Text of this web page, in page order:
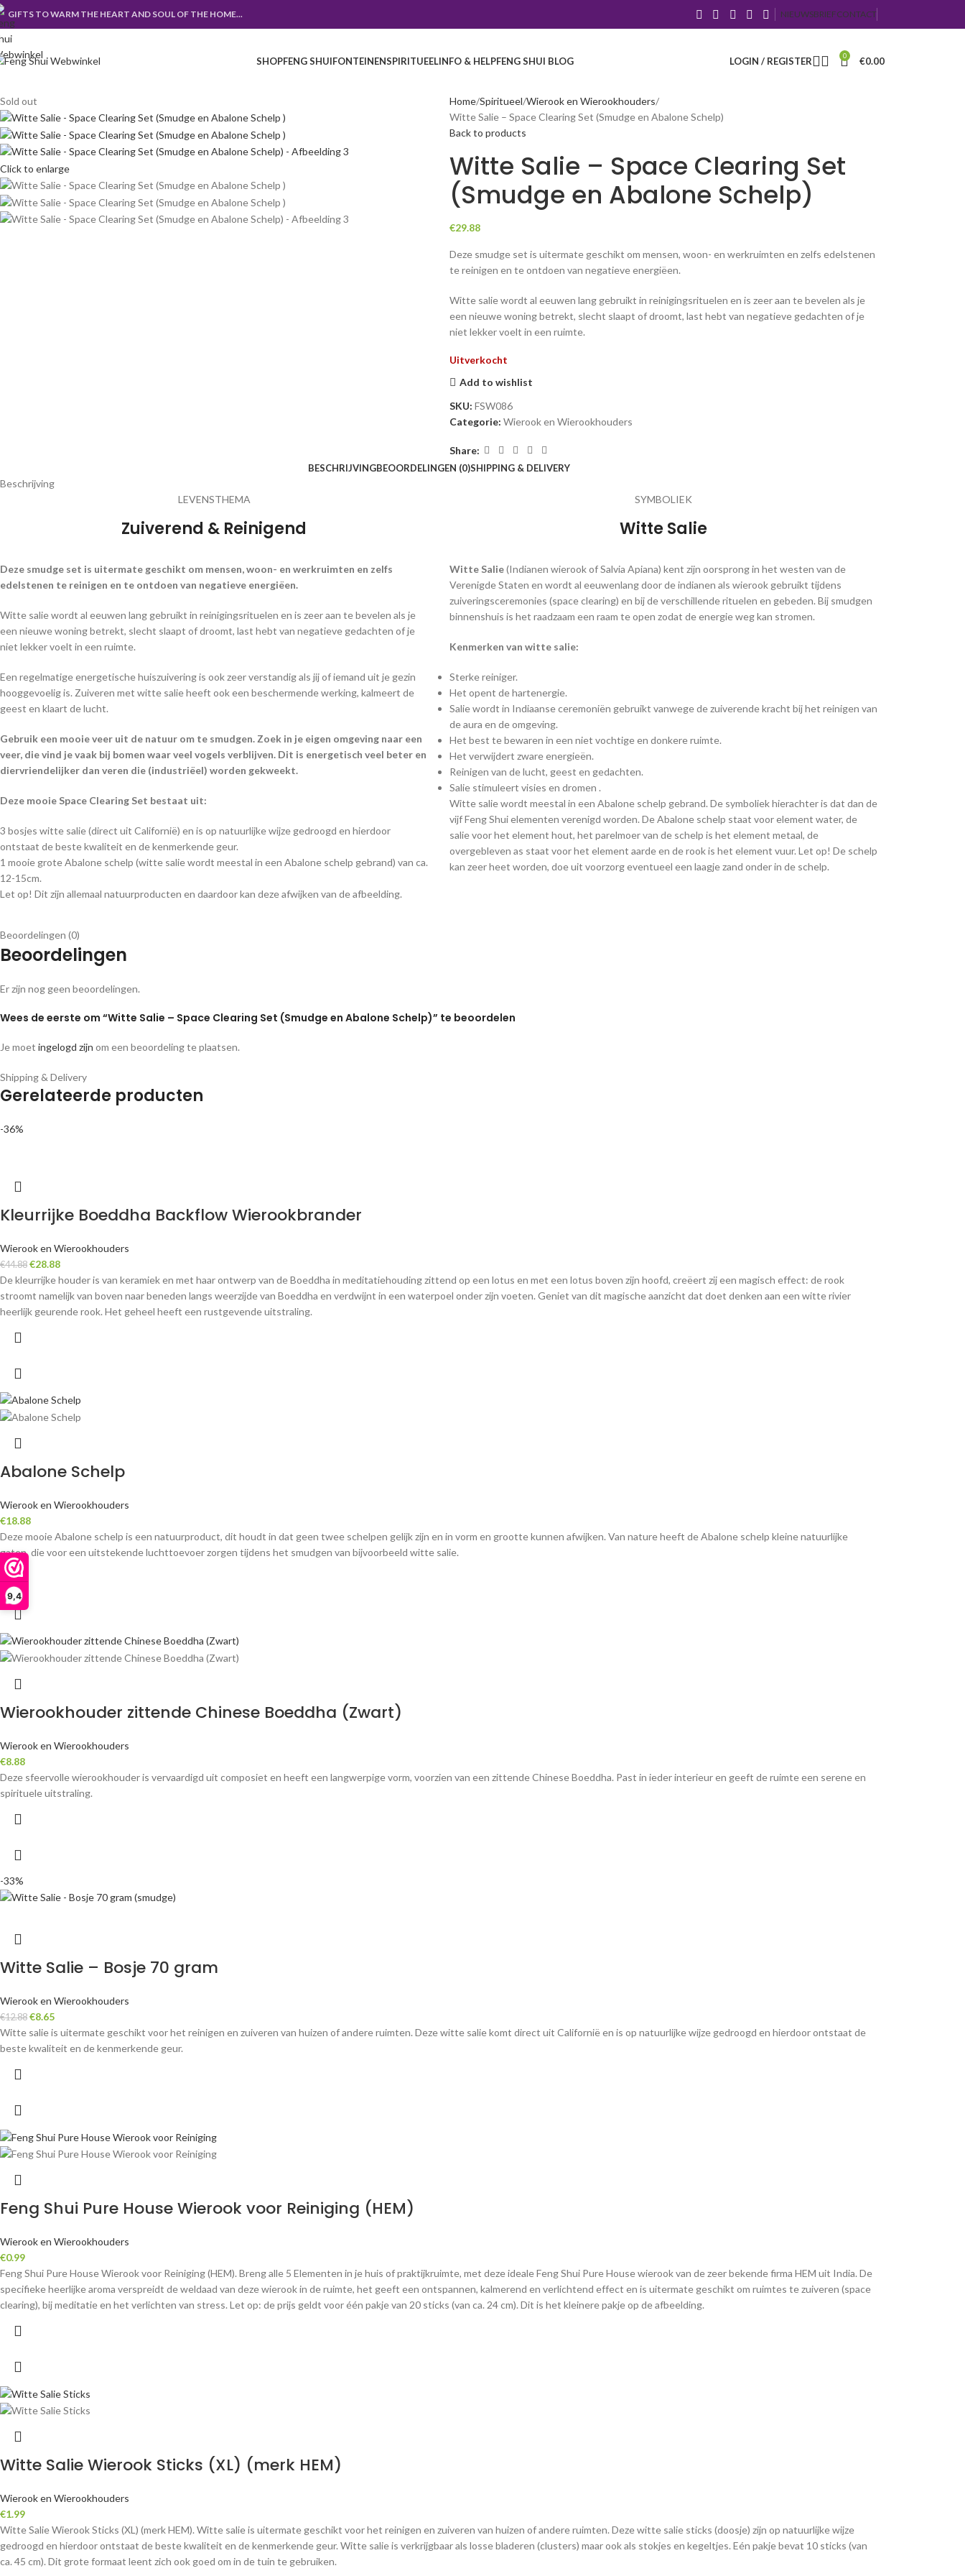
9,4
GIFTS TO WARM THE HEART AND SOUL OF THE HOME... NIEUWSBRIEFCONTACT
SHOPFENG SHUIFONTEINENSPIRITUEELINFO & HELPFENG SHUI BLOG LOGIN / REGISTER 0 €0.00
Sold out
Click to enlarge
Home Spiritueel Wierook en Wierookhouders
Witte Salie – Space Clearing Set (Smudge en Abalone Schelp)
Back to products
Witte Salie – Space Clearing Set
(Smudge en Abalone Schelp)
€29.88
Deze smudge set is uitermate geschikt om mensen, woon- en werkruimten en zelfs edelstenen
te reinigen en te ontdoen van negatieve energiëen.
Witte salie wordt al eeuwen lang gebruikt in reinigingsrituelen en is zeer aan te bevelen als je
een nieuwe woning betrekt, slecht slaapt of droomt, last hebt van negatieve gedachten of je
niet lekker voelt in een ruimte.
Uitverkocht
Add to wishlist
SKU: FSW086
Categorie: Wierook en Wierookhouders
Share:
BESCHRIJVINGBEOORDELINGEN (0)SHIPPING & DELIVERY
Beschrijving
LEVENSTHEMA
Zuiverend & Reinigend
Deze smudge set is uitermate geschikt om mensen, woon- en werkruimten en zelfs
edelstenen te reinigen en te ontdoen van negatieve energiëen.
Witte salie wordt al eeuwen lang gebruikt in reinigingsrituelen en is zeer aan te bevelen als je
een nieuwe woning betrekt, slecht slaapt of droomt, last hebt van negatieve gedachten of je
niet lekker voelt in een ruimte.
Een regelmatige energetische huiszuivering is ook zeer verstandig als jij of iemand uit je gezin
hooggevoelig is. Zuiveren met witte salie heeft ook een beschermende werking, kalmeert de
geest en klaart de lucht.
Gebruik een mooie veer uit de natuur om te smudgen. Zoek in je eigen omgeving naar een
veer, die vind je vaak bij bomen waar veel vogels verblijven. Dit is energetisch veel beter en
diervriendelijker dan veren die (industriëel) worden gekweekt.
Deze mooie Space Clearing Set bestaat uit:
3 bosjes witte salie (direct uit Californië) en is op natuurlijke wijze gedroogd en hierdoor
ontstaat de beste kwaliteit en de kenmerkende geur.
1 mooie grote Abalone schelp (witte salie wordt meestal in een Abalone schelp gebrand) van ca.
12-15cm.
Let op! Dit zijn allemaal natuurproducten en daardoor kan deze afwijken van de afbeelding.
SYMBOLIEK
Witte Salie
Witte Salie(Indianen wierook of Salvia Apiana) kent zijn oorsprong in het westen van de
Verenigde Staten en wordt al eeuwenlang door de indianen als wierook gebruikt tijdens
zuiveringsceremonies (space clearing) en bij de verschillende rituelen en gebeden. Bij smudgen
binnenshuis is het raadzaam een raam te open zodat de energie weg kan stromen.
Kenmerken van witte salie:
Sterke reiniger.
Het opent de hartenergie.
Salie wordt in Indiaanse ceremoniën gebruikt vanwege de zuiverende kracht bij het reinigen van
de aura en de omgeving.
Het best te bewaren in een niet vochtige en donkere ruimte.
Het verwijdert zware energieën.
Reinigen van de lucht, geest en gedachten.
Salie stimuleert visies en dromen .
Witte salie wordt meestal in een Abalone schelp gebrand. De symboliek hierachter is dat dan de
vijf Feng Shui elementen verenigd worden. De Abalone schelp staat voor element water, de
salie voor het element hout, het parelmoer van de schelp is het element metaal, de
overgebleven as staat voor het element aarde en de rook is het element vuur. Let op! De schelp
kan zeer heet worden, doe uit voorzorg eventueel een laagje zand onder in de schelp.
Beoordelingen (0)
Beoordelingen
Er zijn nog geen beoordelingen.
Wees de eerste om “Witte Salie – Space Clearing Set (Smudge en Abalone Schelp)” te beoordelen
Je moet ingelogd zijn om een beoordeling te plaatsen.
Shipping & Delivery
Gerelateerde producten
-36%
Kleurrijke Boeddha Backflow Wierookbrander
Wierook en Wierookhouders
€44.88 €28.88
De kleurrijke houder is van keramiek en met haar ontwerp van de Boeddha in meditatiehouding zittend op een lotus en met een lotus boven zijn hoofd, creëert zij een magisch effect: de rook
stroomt namelijk van boven naar beneden langs weerzijde van Boeddha en verdwijnt in een waterpoel onder zijn voeten. Geniet van dit magische aanzicht dat doet denken aan een witte rivier
heerlijk geurende rook. Het geheel heeft een rustgevende uitstraling.
Abalone Schelp
Wierook en Wierookhouders
€18.88
Deze mooie Abalone schelp is een natuurproduct, dit houdt in dat geen twee schelpen gelijk zijn en in vorm en grootte kunnen afwijken. Van nature heeft de Abalone schelp kleine natuurlijke
gaten, die voor een uitstekende luchttoevoer zorgen tijdens het smudgen van bijvoorbeeld witte salie.
Wierookhouder zittende Chinese Boeddha (Zwart)
Wierook en Wierookhouders
€8.88
Deze sfeervolle wierookhouder is vervaardigd uit composiet en heeft een langwerpige vorm, voorzien van een zittende Chinese Boeddha. Past in ieder interieur en geeft de ruimte een serene en
spirituele uitstraling.
-33%
Witte Salie – Bosje 70 gram
Wierook en Wierookhouders
€12.88 €8.65
Witte salie is uitermate geschikt voor het reinigen en zuiveren van huizen of andere ruimten. Deze witte salie komt direct uit Californië en is op natuurlijke wijze gedroogd en hierdoor ontstaat de
beste kwaliteit en de kenmerkende geur.
Feng Shui Pure House Wierook voor Reiniging (HEM)
Wierook en Wierookhouders
€0.99
Feng Shui Pure House Wierook voor Reiniging (HEM). Breng alle 5 Elementen in je huis of praktijkruimte, met deze ideale Feng Shui Pure House wierook van de zeer bekende firma HEM uit India. De
specifieke heerlijke aroma verspreidt de weldaad van deze wierook in de ruimte, het geeft een ontspannen, kalmerend en verlichtend effect en is uitermate geschikt om ruimtes te zuiveren (space
clearing), bij meditatie en het verlichten van stress. Let op: de prijs geldt voor één pakje van 20 sticks (van ca. 24 cm). Dit is het kleinere pakje op de afbeelding.
Witte Salie Wierook Sticks (XL) (merk HEM)
Wierook en Wierookhouders
€1.99
Witte Salie Wierook Sticks (XL) (merk HEM). Witte salie is uitermate geschikt voor het reinigen en zuiveren van huizen of andere ruimten. Deze witte salie sticks (doosje) zijn op natuurlijke wijze
gedroogd en hierdoor ontstaat de beste kwaliteit en de kenmerkende geur. Witte salie is verkrijgbaar als losse bladeren (clusters) maar ook als stokjes en kegeltjes. Eén pakje bevat 10 sticks (van
ca. 45 cm). Dit grote formaat leent zich ook goed om in de tuin te gebruiken.